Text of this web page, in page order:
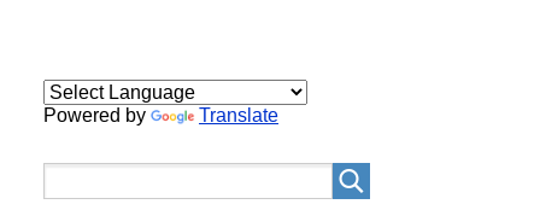
Powered by Translate